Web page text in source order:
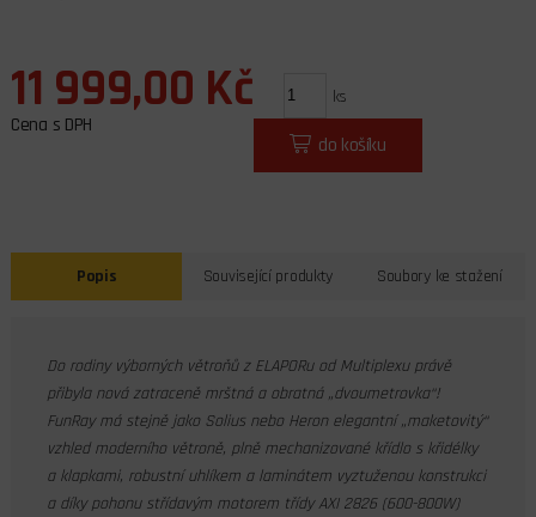
11 999,00 Kč
Cena s DPH
ks
do košíku
Popis Související produkty Soubory ke stažení
Do rodiny výborných větroňů z ELAPORu od Multiplexu právě
přibyla nová zatraceně mrštná a obratná „dvoumetrovka“!
FunRay má stejně jako Solius nebo Heron elegantní „maketovitý“
vzhled moderního větroně, plně mechanizované křídlo s křidélky
a klapkami, robustní uhlíkem a laminátem vyztuženou konstrukci
a díky pohonu střídavým motorem třídy AXI 2826 (600-800W)